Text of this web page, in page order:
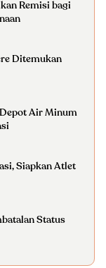
Remisi bagi
Ditemukan
Air Minum
Siapkan Atlet
Status